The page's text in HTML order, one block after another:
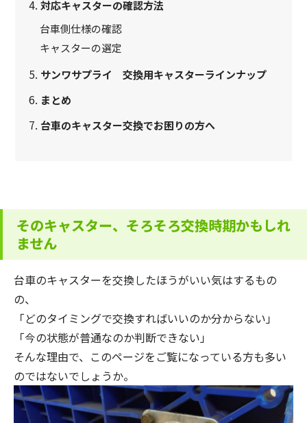
対応キャスターの確認方法
台車側仕様の確認
キャスターの選定
サンワサプライ 交換用キャスターラインナップ
まとめ
台車のキャスター交換でお困りの方へ
そのキャスター、そろそろ交換時期かもしれ
ません
台車のキャスターを交換したほうがいい気はするもの
の、
「どのタイミングで交換すればいいのか分からない」
「今の状態が普通なのか判断できない」
そんな理由で、このページをご覧になっている方も多い
のではないでしょうか。